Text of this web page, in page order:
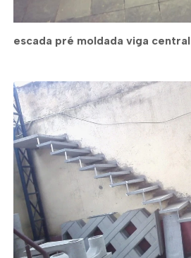
escada pré moldada viga central